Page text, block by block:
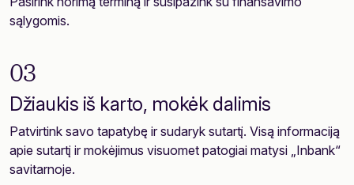
sąlygomis.
03
Džiaukis iš karto, mokėk dalimis
Patvirtink savo tapatybę ir sudaryk sutartį. Visą informaciją
apie sutartį ir mokėjimus visuomet patogiai matysi „Inbank“
savitarnoje.